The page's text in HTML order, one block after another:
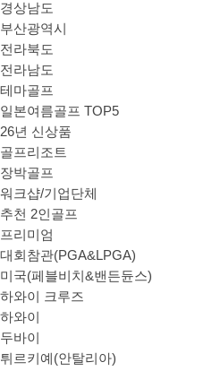
경상남도
부산광역시
전라북도
전라남도
테마골프
일본여름골프 TOP5
26년 신상품
골프리조트
장박골프
워크샵/기업단체
추천 2인골프
프리미엄
대회참관(PGA&LPGA)
미국(페블비치&밴든듄스)
하와이 크루즈
하와이
두바이
튀르키예(안탈리아)